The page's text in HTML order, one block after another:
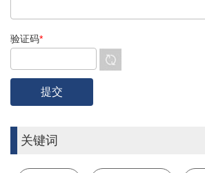
验证码*
关键词